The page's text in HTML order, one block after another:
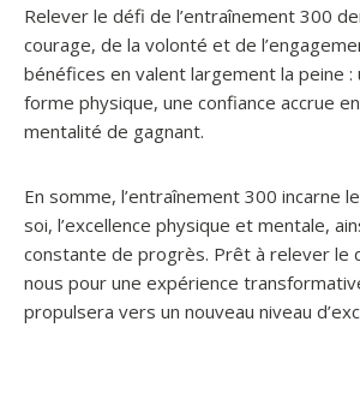
Relever le défi de l’entraînement 300
courage, de la volonté et de
bénéfices en valent largement la peine :
forme physique, une confiance accrue
mentalité de gagnant.
En somme, l’entraînement 300 incarne
soi, l’excellence physique et mentale,
constante de progrès. Prêt à relever le
nous pour une expérience
propulsera vers un nouveau niveau